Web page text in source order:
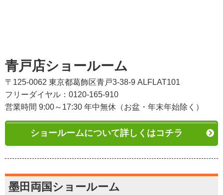
青戸店ショールーム
〒125-0062 東京都葛飾区青戸3-38-9 ALFLAT101
フリーダイヤル：0120-165-910
営業時間 9:00～17:30 年中無休（お盆・年末年始除く）
ショールームについて詳しくはコチラ
墨田両国ショールーム